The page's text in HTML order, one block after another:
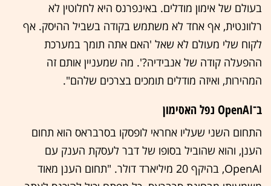
בעולם של אימון מודלים. באינפרנס היא לחלוטין לא
רלוונטית, אף אחד לא משתמש בקודה בשביל ההיסק. אף
לקוח שלי מעולם לא שאל 'האם אתה תומך במערכת
ההפעלה קודה של אנבידיה?'. מה שמעניין אותם זה
המהירות, ואיזה מודלים תומכים בצרכים שלהם".
ב־OpenAI נפל האסימון
התחום השני שעליו אחראי לופסקו בסרבראס הוא תחום
הענן, והוא שהוביל בסופו של דבר לעסקת הענק עם
OpenAI, בהיקף 20 מיליארד דולר. "תחום הענן מאוד